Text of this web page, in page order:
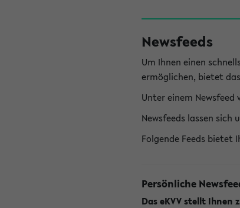
Newsfeeds
Um Ihnen einen
ermöglichen, bietet das
Unter einem
Newsfeeds lassen sich
Folgende Feeds bietet
Persönliche
Das eKVV stellt Ihnen